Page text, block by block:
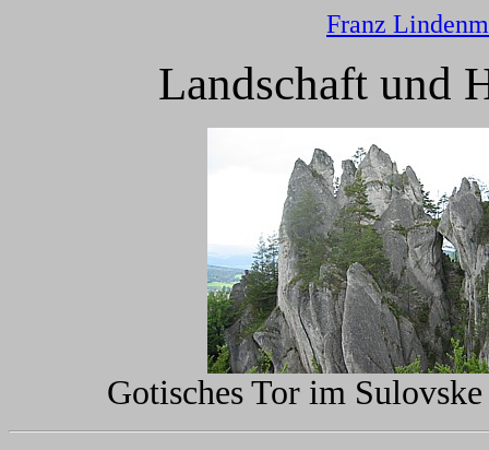
Franz
Landschaft und
Gotisches Tor im